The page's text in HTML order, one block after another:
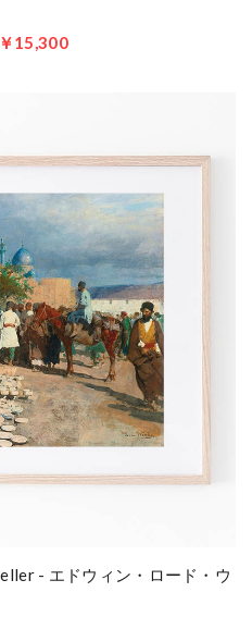
15,300
- エドウィン・ロード・ウ